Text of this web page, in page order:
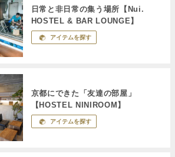
日常と非日常の集う場所【Nui.
HOSTEL & BAR LOUNGE】
アイテムを探す
京都にできた「友達の部屋」
【HOSTEL NINIROOM】
アイテムを探す